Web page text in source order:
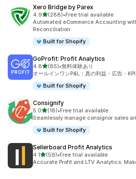
Xero Bridge by Parex
4.95つ星中
(288)
合計レビュー数：288件
•Free trial available
Automated eCommerce Accounting
Reconciliation
Built for Shopify
GoProfit: Profit Analytics
4.85つ星中
(85)
合計レビュー数：85件
•無料体験あり
オールインワンP&L：真の利益・広告・
Built for Shopify
Consignify
5.05つ星中
(18)
合計レビュー数：18件
•Free trial available
Seamlessly manage consignor sales
Built for Shopify
Sellerboard Profit Analytics
4.15つ星中
(59)
合計レビュー数：59件
•Free trial available
Accurate Profit and LTV Analytics.